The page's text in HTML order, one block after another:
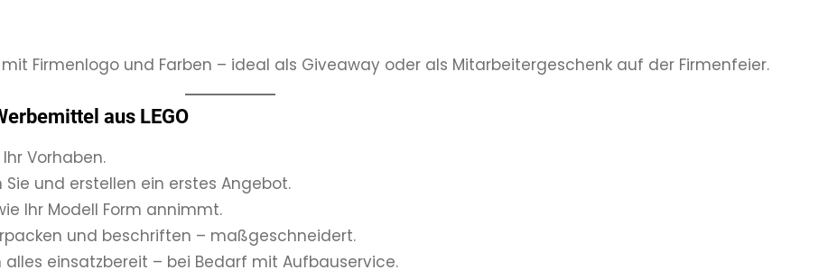
Firmenlogo und Farben – ideal als Giveaway oder als Mitarbeitergeschenk auf der Firmenfeier.
aus LEGO
Vorhaben.
Sie und erstellen ein erstes Angebot.
Ihr Modell Form annimmt.
und beschriften – maßgeschneidert.
alles einsatzbereit – bei Bedarf mit Aufbauservice.